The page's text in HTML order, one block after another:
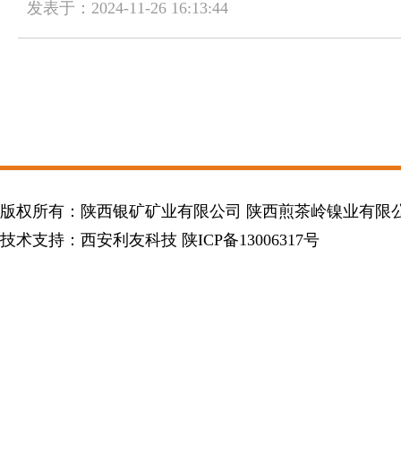
发表于：2024-11-26 16:13:44
版权所有：陕西银矿矿业有限公司 陕西煎茶岭镍业有限
技术支持： 西安利友科技 陕ICP备13006317号